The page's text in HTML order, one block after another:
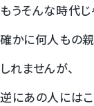
大糖領桃
梨
もうそんな時代じ
確かに何人もの
しれませんが、
逆にあの人には